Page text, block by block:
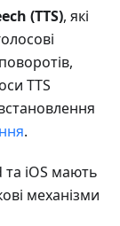
(TTS), які
TTS
.
та iOS мають
механізми